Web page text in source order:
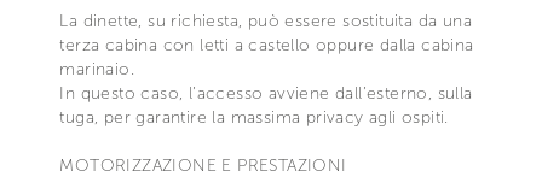
La dinette, su richiesta, può essere sostituita da una
terza cabina con letti a castello oppure dalla cabina
marinaio.
In questo caso, l’accesso avviene dall’esterno, sulla
tuga, per garantire la massima privacy agli ospiti.
MOTORIZZAZIONE E PRESTAZIONI